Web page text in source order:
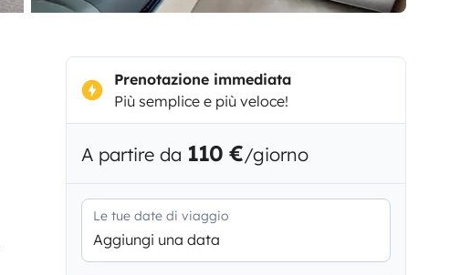
Prenotazione immediata
Più semplice e più veloce!
A partire da 110 €/giorno
Le tue date di viaggio
Aggiungi una data